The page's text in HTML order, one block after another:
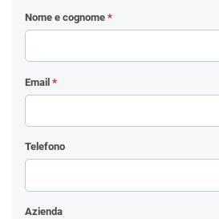
Nome e cognome *
Email *
Telefono
Azienda